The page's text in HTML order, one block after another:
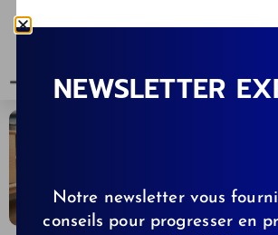
NEWSLETTER
Notre newsletter vous
conseils pour progresser en